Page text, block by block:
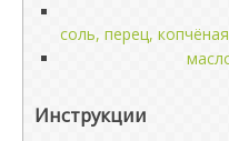
соль, перец,
Инструкции